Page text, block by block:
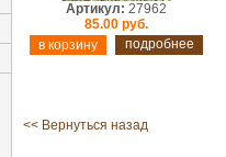
Артикул: 27962
85.00 руб.
подробнее
<< Вернуться назад